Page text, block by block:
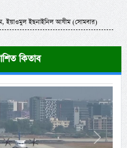
ইছনাইনিল আযীম (সোমবার)
কিতাব
Next